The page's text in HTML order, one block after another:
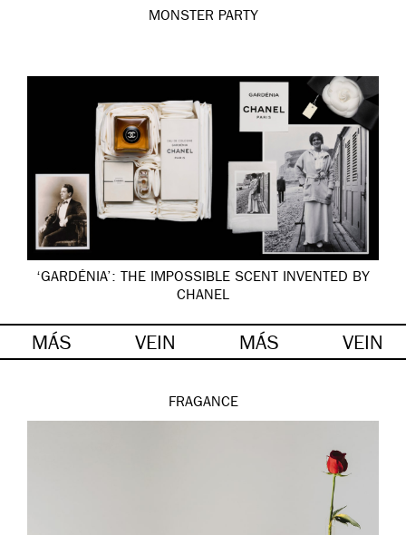
MONSTER PARTY
‘GARDÉNIA’: THE IMPOSSIBLE SCENT INVENTED BY
CHANEL
MÁS VEIN MÁS VEIN
FRAGANCE